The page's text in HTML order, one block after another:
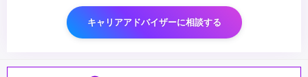
キャリアアドバイザーに相談する